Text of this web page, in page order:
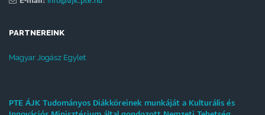
PARTNEREINK
Magyar Jogász Egylet
PTE ÁJK Tudományos Diákköreinek munkáját a Kulturális és